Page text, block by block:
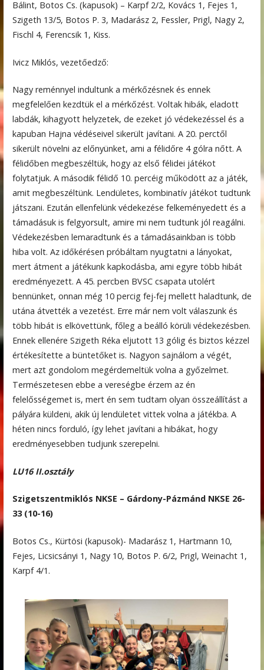
Bálint, Botos Cs. (kapusok) – Karpf 2/2, Kovács 1, Fejes 1,
Szigeth 13/5, Botos P. 3, Madarász 2, Fessler, Prigl, Nagy 2,
Fischl 4, Ferencsik 1, Kiss.
Ivicz Miklós, vezetőedző:
Nagy reménnyel indultunk a mérkőzésnek és ennek
megfelelően kezdtük el a mérkőzést. Voltak hibák, eladott
labdák, kihagyott helyzetek, de ezeket jó védekezéssel és a
kapuban Hajna védéseivel sikerült javítani. A 20. perctől
sikerült növelni az előnyünket, ami a félidőre 4 gólra nőtt. A
félidőben megbeszéltük, hogy az első félidei játékot
folytatjuk. A második félidő 10. percéig működött az a játék,
amit megbeszéltünk. Lendületes, kombinatív játékot tudtunk
játszani. Ezután ellenfelünk védekezése felkeményedett és a
támadásuk is felgyorsult, amire mi nem tudtunk jól reagálni.
Védekezésben lemaradtunk és a támadásainkban is több
hiba volt. Az időkérésen próbáltam nyugtatni a lányokat,
mert átment a játékunk kapkodásba, ami egyre több hibát
eredményezett. A 45. percben BVSC csapata utolért
bennünket, onnan még 10 percig fej-fej mellett haladtunk, de
utána átvették a vezetést. Erre már nem volt válaszunk és
több hibát is elkövettünk, főleg a beálló körüli védekezésben.
Ennek ellenére Szigeth Réka eljutott 13 gólig és biztos kézzel
értékesítette a büntetőket is. Nagyon sajnálom a végét,
mert azt gondolom megérdemeltük volna a győzelmet.
Természetesen ebbe a vereségbe érzem az én
felelősségemet is, mert én sem tudtam olyan összeállítást a
pályára küldeni, akik új lendületet vittek volna a játékba. A
héten nincs forduló, így lehet javítani a hibákat, hogy
eredményesebben tudjunk szerepelni.
LU16 II.osztály
Szigetszentmiklós NKSE – Gárdony-Pázmánd NKSE 26-
33 (10-16)
Botos Cs., Kürtösi (kapusok)- Madarász 1, Hartmann 10,
Fejes, Licsicsányi 1, Nagy 10, Botos P. 6/2, Prigl, Weinacht 1,
Karpf 4/1.